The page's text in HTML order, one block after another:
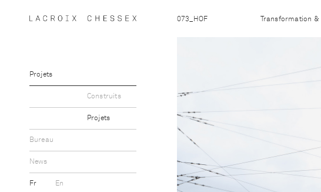
Projets
Construits
Projets
Bureau
News
Fr En
073_HOF Transformation